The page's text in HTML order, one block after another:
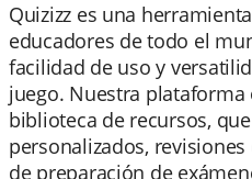
Quizizz es una
educadores de todo el
facilidad de uso y
juego. Nuestra
biblioteca de recursos,
personalizados,
de preparación de